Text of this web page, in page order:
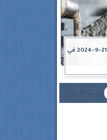
أسعار الأسمنت اليوم السبت 21-9-2024 في